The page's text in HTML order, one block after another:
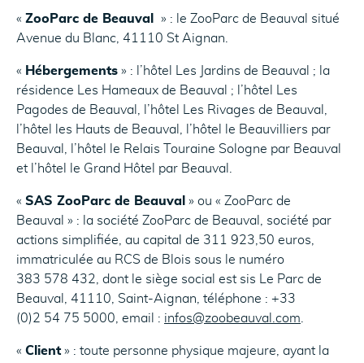
« ZooParc de Beauval
» : le ZooParc de Beauval situé
Avenue du Blanc, 41110 St Aignan.
« Hébergements » : l’hôtel Les Jardins de Beauval ; la
résidence Les Hameaux de Beauval ; l’hôtel Les
Pagodes de Beauval, l’hôtel Les Rivages de Beauval,
l’hôtel les Hauts de Beauval, l’hôtel le Beauvilliers par
Beauval, l’hôtel le Relais Touraine Sologne par Beauval
et l’hôtel le Grand Hôtel par Beauval.
« SAS ZooParc de Beauval » ou « ZooParc de
Beauval » : la société ZooParc de Beauval, société par
actions simplifiée, au capital de 311 923,50 euros,
immatriculée au RCS de Blois sous le numéro
383 578 432, dont le siège social est sis Le Parc de
Beauval, 41110, Saint-Aignan, téléphone : +33
(0)2 54 75 5000, email : infos@zoobeauval.com
« Client » : toute personne physique majeure, ayant la